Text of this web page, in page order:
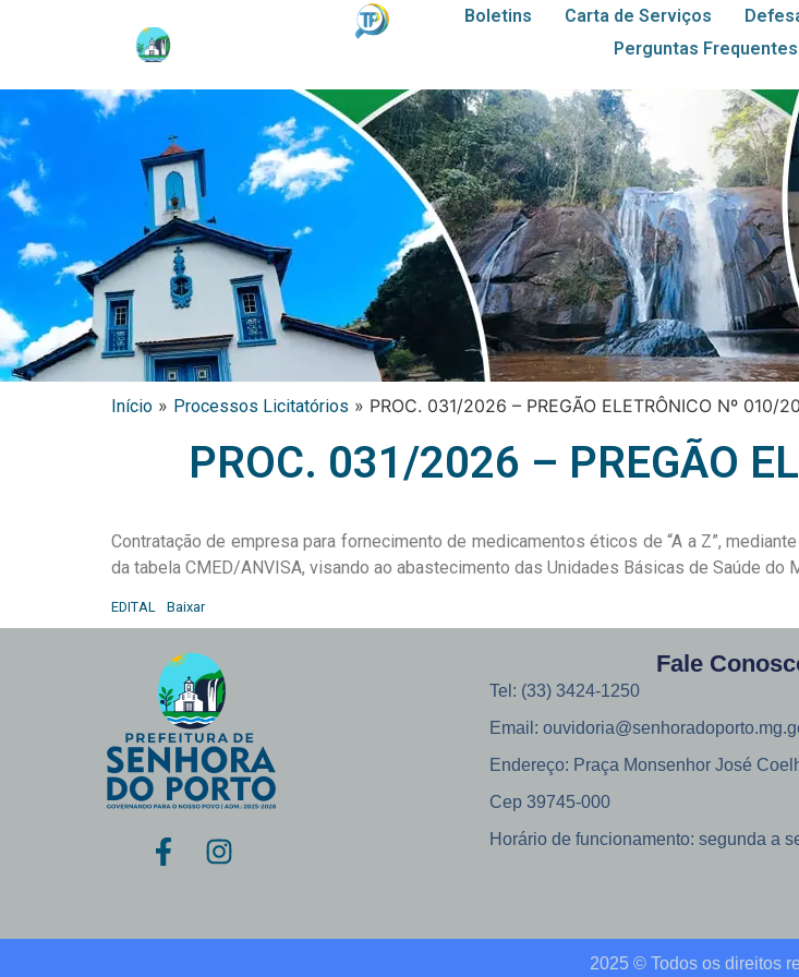
Boletins Carta de Serviços
Perguntas Frequentes
Início » Processos Licitatórios » PROC. 031/2026 – PREGÃO ELETRÔNICO Nº 010/
PROC. 031/2026 – PREGÃO
Contratação de empresa para fornecimento de medicamentos éticos de “A a Z”,
da tabela CMED/ANVISA, visando ao abastecimento das Unidades Básicas de Saúde do
EDITAL Baixar
Fale
Tel: (33) 3424-1250
Email:
Endereço: Praça Monsenhor José
Cep 39745-000
Horário de funcionamento: segunda a
2025 © Todos os direitos